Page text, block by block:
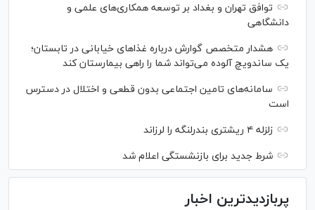
توافق تهران و بغداد بر توسعه همکاری‌های علمی و
دانشگاهی
هشدار متخصص گوارش درباره غذا‌های خیابانی در تابستان؛
یک ساندویچ آلوده می‌تواند شما را راهی بیمارستان کند
سامانه‌های تامین اجتماعی بدون قطعی و اختلال در دسترس
است
زلزله ۴ ریشتری بندرلنگه را لرزاند
شرط جدید برای بازنشستگی اعلام شد
پربازدیدترین اخبار